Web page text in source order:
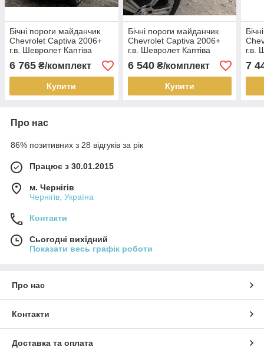
Бічні пороги майданчик
Chevrolet Captiva 2006+
г.в. Шевролет Каптіва
6 765 ₴/комплект
Купити
Бічні пороги майданчик
Chevrolet Captiva 2006+
г.в. Шевролет Каптіва
6 540₴/комплект
Купити
г.в.
7
Про нас
86% позитивних з 28 відгуків за рік
Працює з 30.01.2015
м. Чернігів
Чернігів, Україна
Контакти
Сьогодні вихідний
Показати весь графік роботи
Про нас
Контакти
Доставка та оплата